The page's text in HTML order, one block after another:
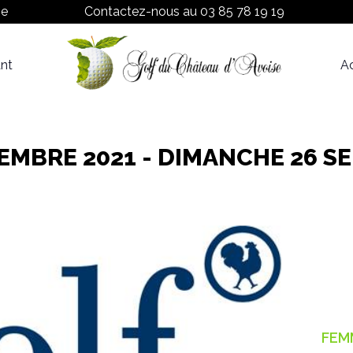
Contactez-nous au 03 85 78 19 19
Tarifs
2021 - DIMANCHE 26